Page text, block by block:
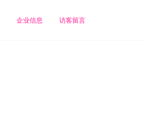
企业信息 访客留言